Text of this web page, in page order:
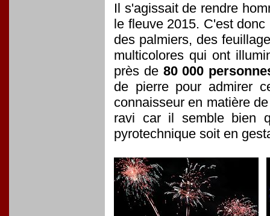
Il s'agissait de rendre
le fleuve 2015. C'est
des palmiers, des
multicolores qui ont
près de 80 000
de pierre pour admirer
connaisseur en matière
ravi car il semble bien
pyrotechnique soit en